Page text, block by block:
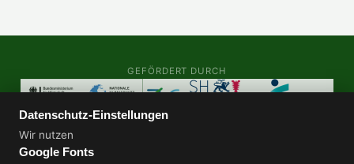
GEFÖRDERT DURCH
AUDITS & ZERTIFIZIERUNGEN
Datenschutz-Einstellungen
Wir nutzen
Google Fonts